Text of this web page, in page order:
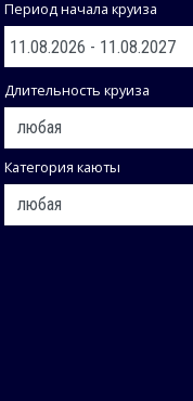
Период начала круиза
Длительность круиза
Категория каюты